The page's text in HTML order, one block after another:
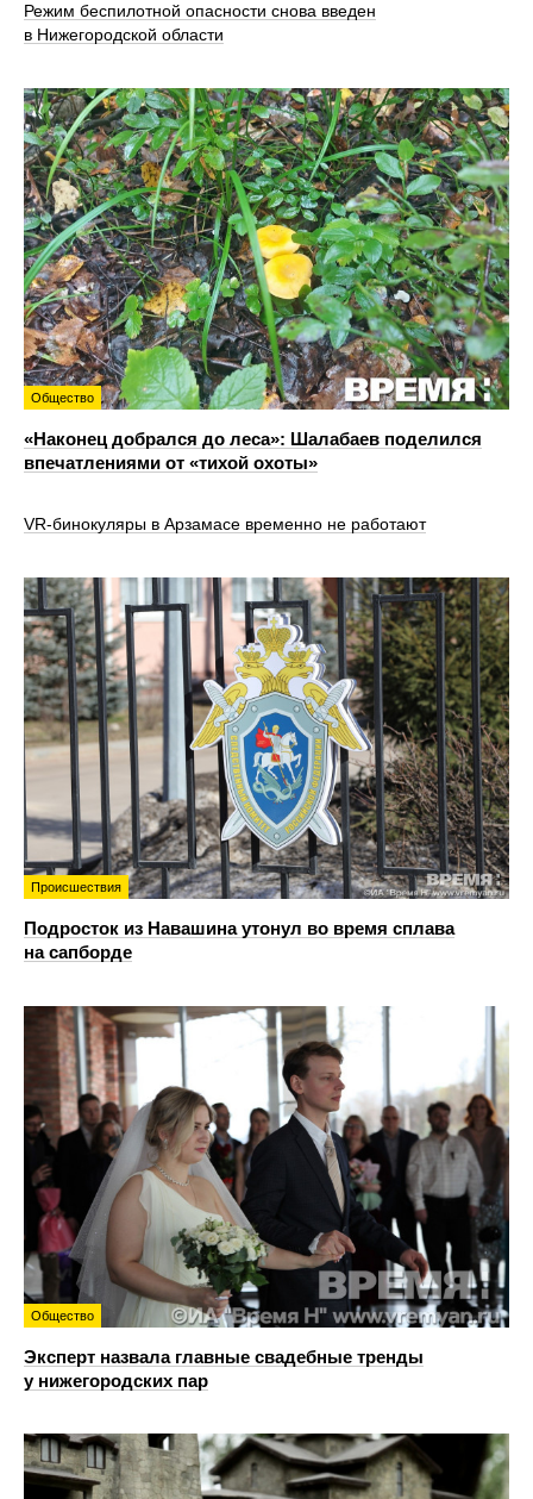
Режим беспилотной опасности снова введен
в Нижегородской области
Общество
«Наконец добрался до леса»: Шалабаев поделился
впечатлениями от «тихой охоты»
VR‑бинокуляры в Арзамасе временно не работают
Происшествия
Подросток из Навашина утонул во время сплава
на сапборде
Общество
Эксперт назвала главные свадебные тренды
у нижегородских пар